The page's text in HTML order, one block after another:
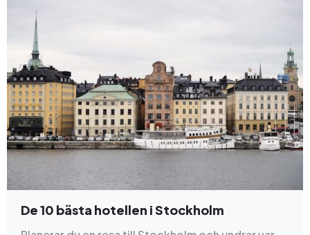
De 10 bästa hotellen i Stockholm